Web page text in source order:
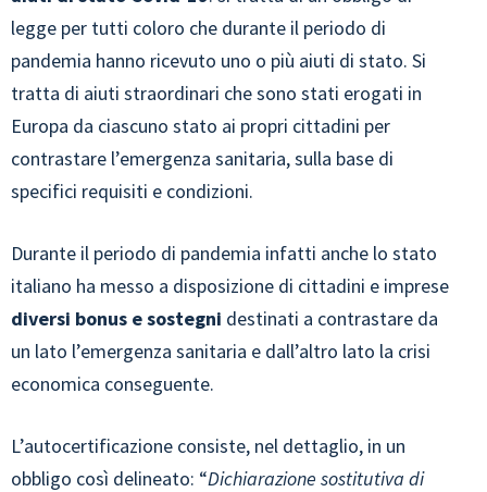
legge per tutti coloro che durante il periodo di
pandemia hanno ricevuto uno o più aiuti di stato. Si
tratta di aiuti straordinari che sono stati erogati in
Europa da ciascuno stato ai propri cittadini per
contrastare l’emergenza sanitaria, sulla base di
specifici requisiti e condizioni.
Durante il periodo di pandemia infatti anche lo stato
italiano ha messo a disposizione di cittadini e imprese
diversi bonus e sostegni destinati a contrastare da
un lato l’emergenza sanitaria e dall’altro lato la crisi
economica conseguente.
L’autocertificazione consiste, nel dettaglio, in un
obbligo così delineato: “Dichiarazione sostitutiva di